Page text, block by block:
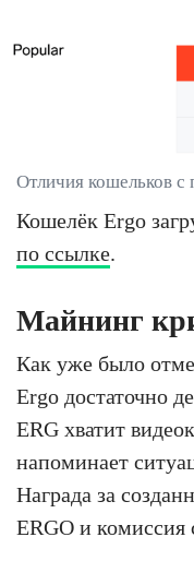
Отличия кошельков с
Кошелёк Ergo
по ссылке.
Майнинг
Как уже было
Ergo достаточно
ERG хватит
напоминает
Награда за
ERGO и комиссия